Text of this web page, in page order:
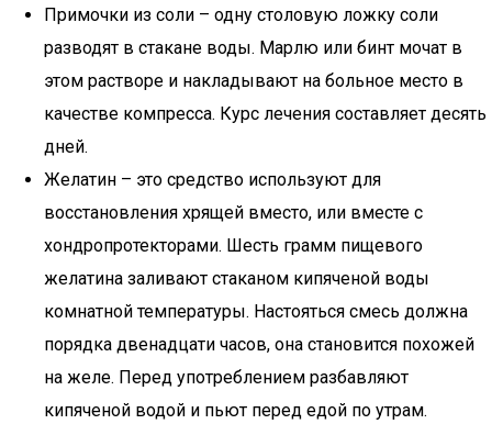
Примочки из соли – одну столовую ложку соли
разводят в стакане воды. Марлю или бинт мочат в
этом растворе и накладывают на больное место в
качестве компресса. Курс лечения составляет десять
дней.
Желатин – это средство используют для
восстановления хрящей вместо, или вместе с
хондропротекторами. Шесть грамм пищевого
желатина заливают стаканом кипяченой воды
комнатной температуры. Настояться смесь должна
порядка двенадцати часов, она становится похожей
на желе. Перед употреблением разбавляют
кипяченой водой и пьют перед едой по утрам.